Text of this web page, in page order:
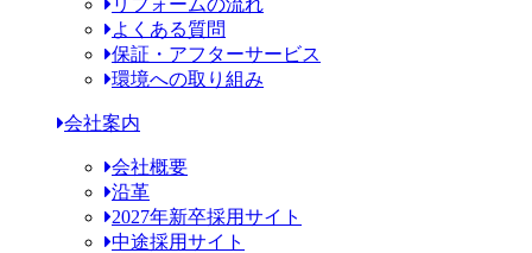
リフォームの流れ
よくある質問
保証・アフターサービス
環境への取り組み
会社案内
会社概要
沿革
2027年新卒採用サイト
中途採用サイト